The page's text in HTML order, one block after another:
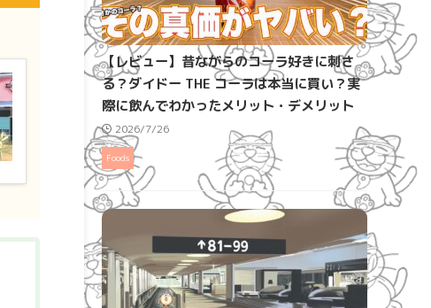
【レビュー】昔ながらのコーラ好きに刺さ
る？ダイドー THE コーラは本当に買い？実
際に飲んでわかったメリット・デメリット
2026/7/26
Foods